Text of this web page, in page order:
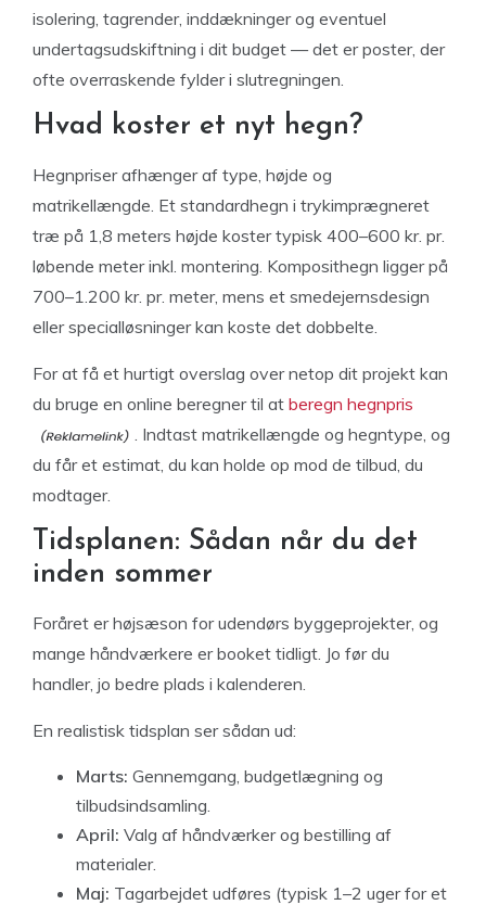
isolering, tagrender, inddækninger og eventuel
undertagsudskiftning i dit budget — det er poster, der
ofte overraskende fylder i slutregningen.
Hvad koster et nyt hegn?
Hegnpriser afhænger af type, højde og
matrikellængde. Et standardhegn i trykimprægneret
træ på 1,8 meters højde koster typisk 400–600 kr. pr.
løbende meter inkl. montering. Komposithegn ligger på
700–1.200 kr. pr. meter, mens et smedejernsdesign
eller specialløsninger kan koste det dobbelte.
For at få et hurtigt overslag over netop dit projekt kan
du bruge en online beregner til at beregn hegnpris
. Indtast matrikellængde og hegntype, og
du får et estimat, du kan holde op mod de tilbud, du
modtager.
Tidsplanen: Sådan når du det
inden sommer
Foråret er højsæson for udendørs byggeprojekter, og
mange håndværkere er booket tidligt. Jo før du
handler, jo bedre plads i kalenderen.
En realistisk tidsplan ser sådan ud:
Marts: Gennemgang, budgetlægning og
tilbudsindsamling.
April: Valg af håndværker og bestilling af
materialer.
Maj: Tagarbejdet udføres (typisk 1–2 uger for et